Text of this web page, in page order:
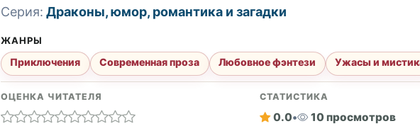
Серия: Драконы, юмор, романтика и загадки
ЖАНРЫ
Приключения Современная проза Любовное фэнтези Ужасы и
ОЦЕНКА ЧИТАТЕЛЯ СТАТИСТИКА
0.0• 10 просмотров